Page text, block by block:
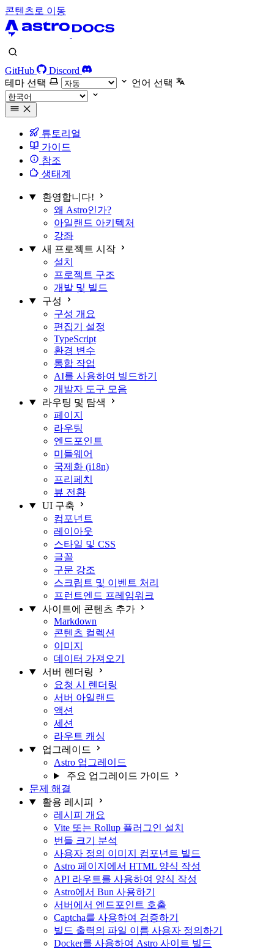
콘텐츠로 이동
GitHub
Discord
테마 선택
언어 선택
튜토리얼
가이드
참조
생태계
환영합니다!
왜 Astro인가?
아일랜드 아키텍처
강좌
새 프로젝트 시작
설치
프로젝트 구조
개발 및 빌드
구성
구성 개요
편집기 설정
TypeScript
환경 변수
통합 작업
AI를 사용하여 빌드하기
개발자 도구 모음
라우팅 및 탐색
페이지
라우팅
엔드포인트
미들웨어
국제화 (i18n)
프리페치
뷰 전환
UI 구축
컴포넌트
레이아웃
스타일 및 CSS
글꼴
구문 강조
스크립트 및 이벤트 처리
프런트엔드 프레임워크
사이트에 콘텐츠 추가
Markdown
콘텐츠 컬렉션
이미지
데이터 가져오기
서버 렌더링
요청 시 렌더링
서버 아일랜드
액션
세션
라우트 캐싱
업그레이드
Astro 업그레이드
주요 업그레이드 가이드
문제 해결
활용 레시피
레시피 개요
Vite 또는 Rollup 플러그인 설치
번들 크기 분석
사용자 정의 이미지 컴포넌트 빌드
Astro 페이지에서 HTML 양식 작성
API 라우트를 사용하여 양식 작성
Astro에서 Bun 사용하기
서버에서 엔드포인트 호출
Captcha를 사용하여 검증하기
빌드 출력의 파일 이름 사용자 정의하기
Docker를 사용하여 Astro 사이트 빌드